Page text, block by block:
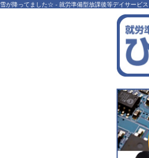
雪が降ってました☆ - 就労準備型放課後等デイサービ